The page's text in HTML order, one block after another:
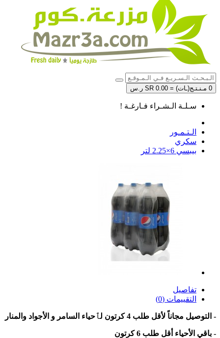
0 مـنـتـج(ـات) = SR 0.00 ر.س
سـلـة الـشـراء فـارغـة !
الـتـمـور
سكري
بيبسي 6×2.25 لتر
تفاصيل
التقييمات (0)
- التوصيل مجاناً لأقل طلب 4 كرتون لٱحياء السامر و الأجواد والمنار
- باقي الأحياء أقل طلب 6 كرتون